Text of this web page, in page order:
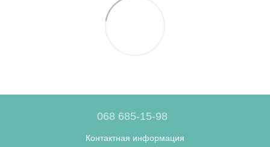
068 685-15-98
Контактная информация